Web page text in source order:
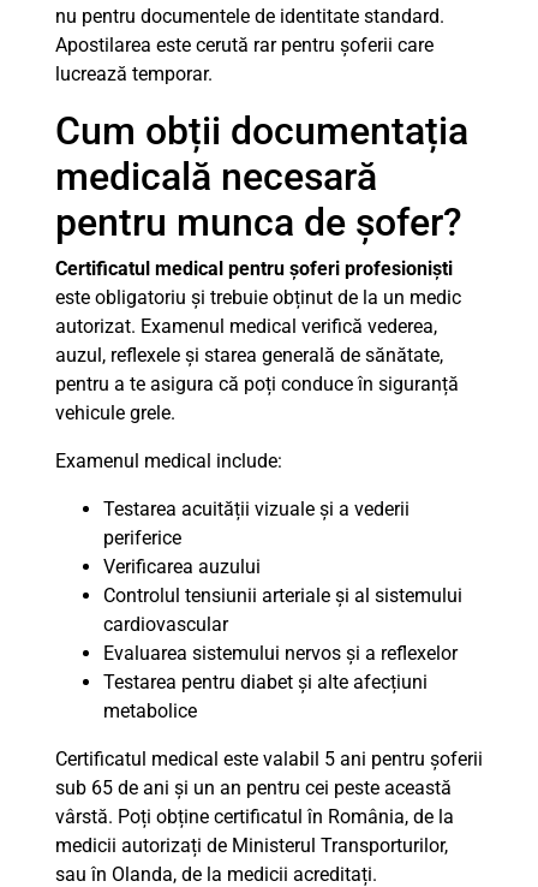
nu pentru documentele de identitate standard.
Apostilarea este cerută rar pentru șoferii care
lucrează temporar.
Cum obții documentația
medicală necesară
pentru munca de șofer?
Certificatul medical pentru șoferi profesioniști
este obligatoriu și trebuie obținut de la un medic
autorizat. Examenul medical verifică vederea,
auzul, reflexele și starea generală de sănătate,
pentru a te asigura că poți conduce în siguranță
vehicule grele.
Examenul medical include:
Testarea acuității vizuale și a vederii
periferice
Verificarea auzului
Controlul tensiunii arteriale și al sistemului
cardiovascular
Evaluarea sistemului nervos și a reflexelor
Testarea pentru diabet și alte afecțiuni
metabolice
Certificatul medical este valabil 5 ani pentru șoferii
sub 65 de ani și un an pentru cei peste această
vârstă. Poți obține certificatul în România, de la
medicii autorizați de Ministerul Transporturilor,
sau în Olanda, de la medicii acreditați.